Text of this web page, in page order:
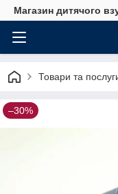
Магазин дитячого
Товари та
–30%